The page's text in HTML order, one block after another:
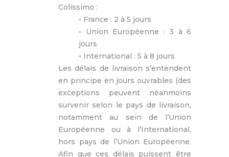
Colissimo :
• France : 2 à 5 jours
• Union Européenne : 3 à 6
jours
• International : 5 à 8 jours
Les délais de livraison s’entendent
en principe en jours ouvrables (des
exceptions peuvent néanmoins
survenir selon le pays de livraison,
notamment au sein de l’Union
Européenne ou à l’International,
hors pays de l’Union Européenne.
Afin que ces délais puissent être